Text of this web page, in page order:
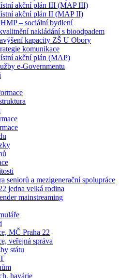
akční plán III (MAP III)
akční plán II (MAP II)
– sociální bydlení
nakládání s bioodpadem
kapacity ZŠ U Obory
komunikace
akční plán (MAP)
e-Governmentu
seniorů a mezigenerační spolupráce
jedna velká rodina
mainstreaming
MČ Praha 22
veřejná správa
státu
havárie